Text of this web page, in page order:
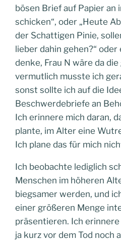
bösen Brief auf Papier an
schicken“, oder „Heute
der Schattigen Pinie,
lieber dahin gehen?“
denke, Frau N wäre da
vermutlich musste ich
sonst sollte ich auf die
Beschwerdebriefe an
Ich erinnere mich daran,
plante, im Alter eine
Ich plane das für mich
Ich beobachte lediglich
Menschen im höheren
biegsamer werden, und
einer größeren Menge
präsentieren. Ich
ja kurz vor dem Tod noch